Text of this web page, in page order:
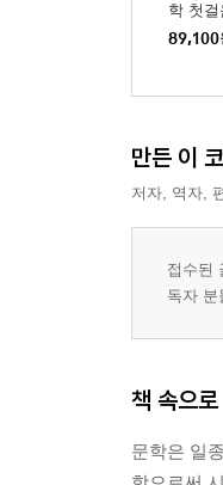
학 첫
89,100
만든 이
저자, 역자,
접수된
독자
책 속으로
문학은 일